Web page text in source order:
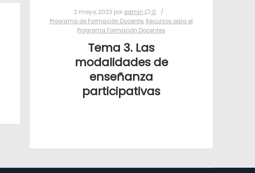
2 mayo, 2023 por admin
0
Programa de Formación Docente, Recursos para el
Programa Formación Docentes
Tema 3. Las
modalidades de
enseñanza
participativas